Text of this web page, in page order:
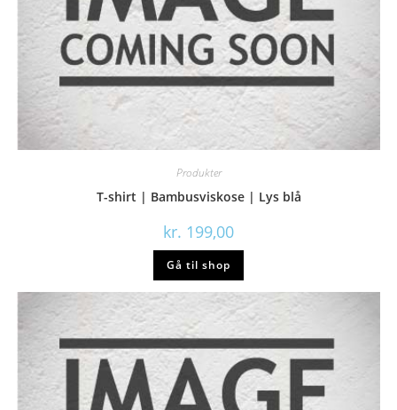
Produkter
T-shirt | Bambusviskose | Lys blå
kr. 199,00
Gå til shop